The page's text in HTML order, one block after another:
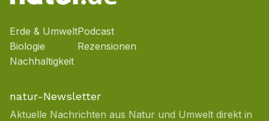
Erde & Umwelt
Biologie
Nachhaltigkeit
Podcast
Rezensionen
natur-Newsletter
Aktuelle Nachrichten aus Natur und Umwelt direkt in